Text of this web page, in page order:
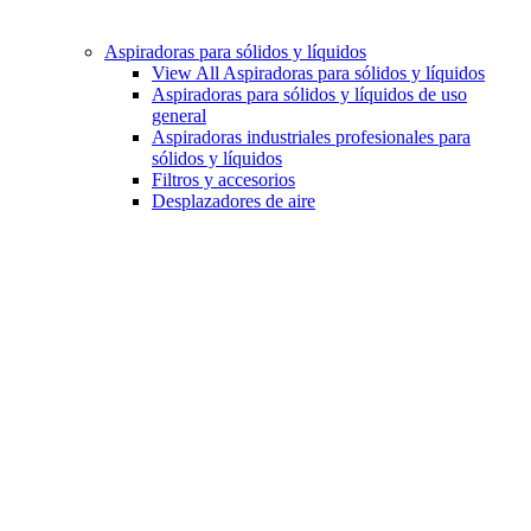
Aspiradoras para sólidos y líquidos
View All Aspiradoras para sólidos y líquidos
Aspiradoras para sólidos y líquidos de uso
general
Aspiradoras industriales profesionales para
sólidos y líquidos
Filtros y accesorios
Desplazadores de aire